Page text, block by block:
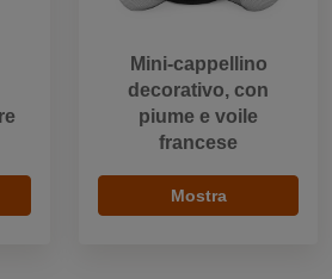
Mini-cappellino
decorativo, con
piume e voile
francese
Mostra